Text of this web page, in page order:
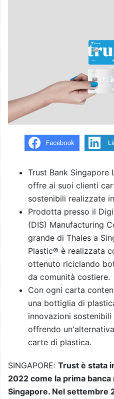
Trust Bank Singapore
offre ai suoi clienti
sostenibili realizzate
Prodotta presso il
(DIS) Manufacturing
grande di Thales a
Plastic® è realizzata
ottenuto riciclando
da comunità costiere.
Con ogni carta
una bottiglia di
innovazioni
offrendo
carte di plastica.
SINGAPORE: Trust è stata
2022 come la prima
Singapore. Nel settembre